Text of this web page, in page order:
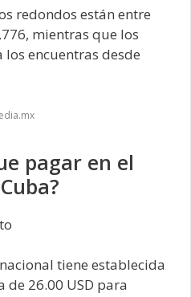
redondos están entre
mientras que los
los encuentras desde
pagar en el
tiene establecida
26.00 USD para